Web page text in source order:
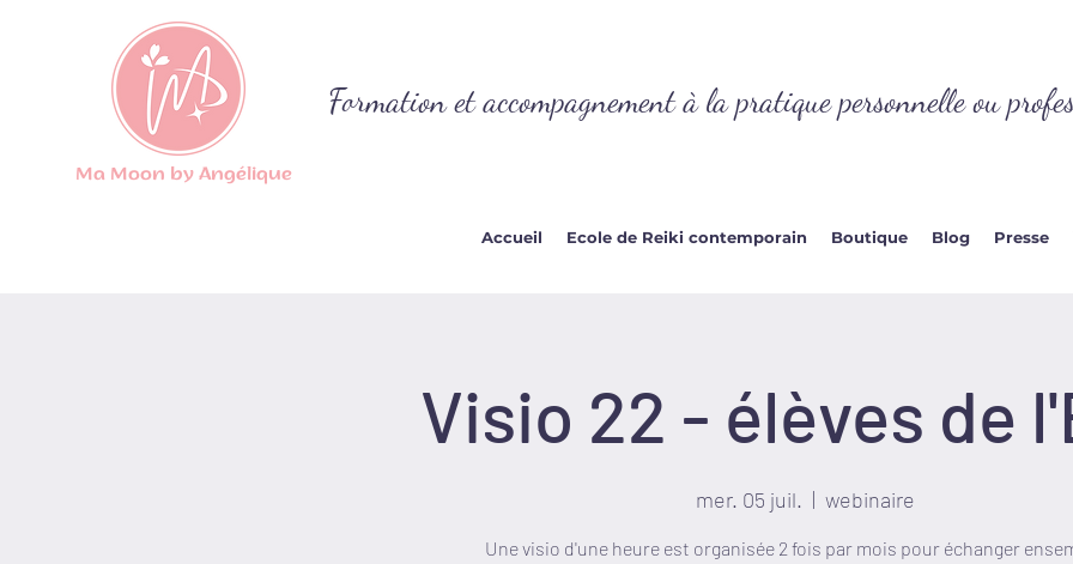
Formation et accompagnement à la pratique personnelle ou
Ma Moon by Angélique
Accueil Ecole de Reiki contemporain Boutique Blog Presse
Visio 22 - élèves de
mer. 05 juil.
  |
webinaire
Une visio d'une heure est organisée 2 fois par mois pour échanger